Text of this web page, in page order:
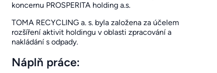
koncernu PROSPERITA holding a.s.
TOMA RECYCLING a. s. byla založena za účelem
rozšíření aktivit holdingu v oblasti zpracování a
nakládání s odpady.
Náplň práce: